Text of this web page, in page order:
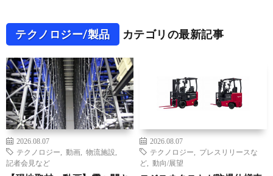
テクノロジー/製品 カテゴリの最新記事
2026.08.07
テクノロジー
動画 物流施設
記者会見など
2026.08.07
テクノロジー
プレスリリースな
ど
動向/展望